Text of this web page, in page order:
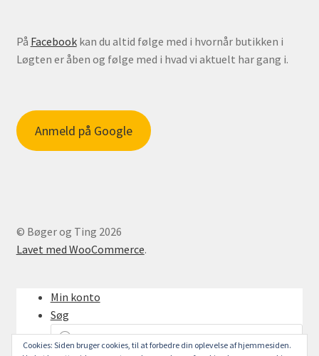
På Facebookkan du altid følge med i hvornår butikken i
Løgten er åben og følge med i hvad vi aktuelt har gang i.
Anmeld på Google
© Bøger og Ting 2026
Lavet med WooCommerce.
Min konto
Søg
Products
search
Cookies: Siden bruger cookies, til at forbedre din oplevelse af hjemmesiden.